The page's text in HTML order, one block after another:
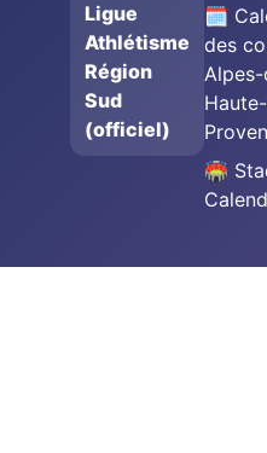
Ligue
Athlétisme
Région
Sud
(officiel)
🗓️
des
Haute-
🏟️